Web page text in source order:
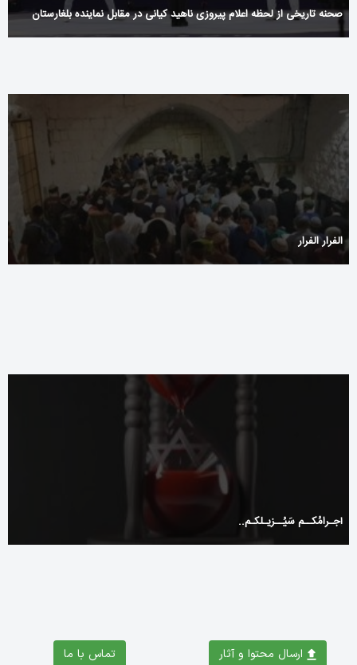
صحنه‌‌ تاریخی از لحظه اعلام پیروزی ناهید کیانی در مقابل نماینده بلغارستان
الفرار الفرار
إجـرامُكــم سَيُــزيـلكـم..
ارسال محتوا و آثار تماس با ما